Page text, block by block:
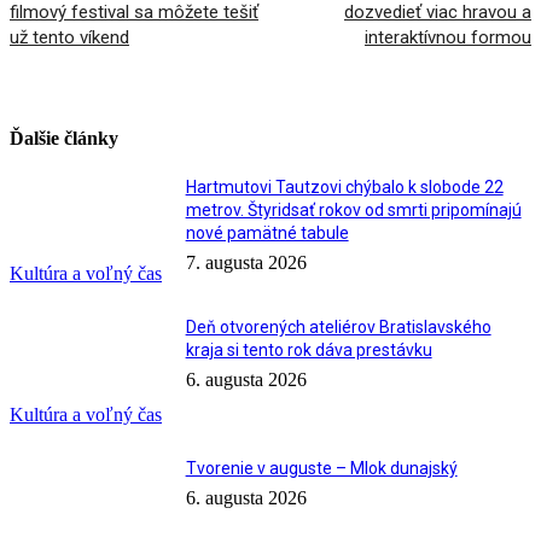
filmový festival sa môžete tešiť
už tento víkend
dozvedieť viac hravou a
interaktívnou formou
Ďalšie články
Kultúra a voľný čas
Hartmutovi Tautzovi chýbalo k slobode 22
metrov. Štyridsať rokov od smrti pripomínajú
nové pamätné tabule
7. augusta 2026
Kultúra a voľný čas
Deň otvorených ateliérov Bratislavského
kraja si tento rok dáva prestávku
6. augusta 2026
Tvorenie v auguste – Mlok dunajský
6. augusta 2026